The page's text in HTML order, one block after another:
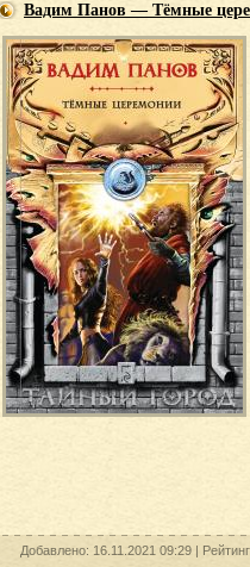
Вадим Панов — Тёмные
Добавлено: 16.11.2021 09:29 |